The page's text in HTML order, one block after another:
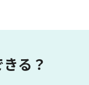
る？